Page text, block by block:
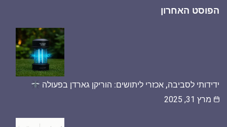
הפוסט האחרון
ידידותי לסביבה, אכזרי ליתושים: הוריקן גארדן בפעולה
מרץ 31, 2025